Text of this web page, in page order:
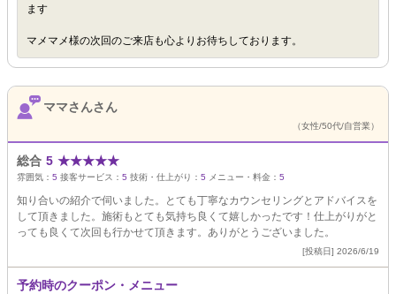
ます
マメマメ様の次回のご来店も心よりお待ちしております。
ママさんさん
（女性/50代/自営業）
総合 5 ★★★★★
雰囲気： 5 接客サービス： 5 技術・仕上がり： 5 メニュー・料金： 5
知り合いの紹介で伺いました。とても丁寧なカウンセリングとアドバイスを
して頂きました。施術もとても気持ち良くて嬉しかったです！仕上がりがと
っても良くて次回も行かせて頂きます。ありがとうございました。
[投稿日] 2026/6/19
予約時のクーポン・メニュー